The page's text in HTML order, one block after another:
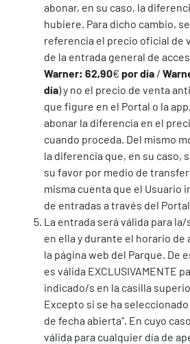
abonar, en su caso, la
hubiere. Para dicho cambio,
referencia el precio oficial de
de la entrada general de
Warner: 62,90€ por día /
día) y no el precio de venta
que figure en el Portal o la
abonar la diferencia en el
cuando proceda. Del mismo
la diferencia que, en su caso,
su favor por medio de
misma cuenta que el Usuario
de entradas a través del
La entrada será válida para
en ella y durante el horario
la página web del Parque. De
es válida EXCLUSIVAMENTE
indicado/s en la casilla
Excepto si se ha
de fecha abierta". En cuyo
válida para cualquier día de